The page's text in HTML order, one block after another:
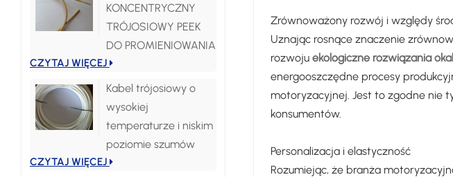
KONCENTRYCZNY
TRÓJOSIOWY PEEK
DO PROMIENIOWANIA
CZYTAJ WIĘCEJ
Kabel trójosiowy o
wysokiej
temperaturze i niskim
poziomie szumów
CZYTAJ WIĘCEJ
Zrównoważony rozwój i względy
Uznając rosnące znaczenie
rozwoju ekologiczne rozwiązania
energooszczędne procesy
motoryzacyjnej. Jest to zgodne nie
konsumentów.
Personalizacja i elastyczność
Rozumiejąc, że branża